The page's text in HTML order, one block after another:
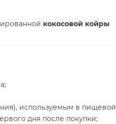
кокосовой койры
используемым в пищевой
дня после покупки;